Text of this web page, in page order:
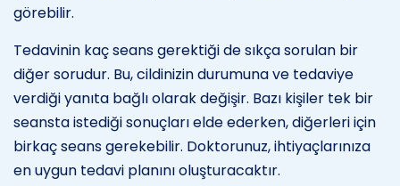
görebilir.
Tedavinin kaç seans gerektiği de sıkça sorulan bir
diğer sorudur. Bu, cildinizin durumuna ve tedaviye
verdiği yanıta bağlı olarak değişir. Bazı kişiler tek bir
seansta istediği sonuçları elde ederken, diğerleri için
birkaç seans gerekebilir. Doktorunuz, ihtiyaçlarınıza
en uygun tedavi planını oluşturacaktır.